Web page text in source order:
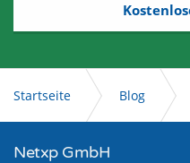
Startseite Blog
Netxp GmbH